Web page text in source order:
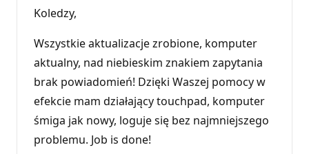
Koledzy,
Wszystkie aktualizacje zrobione, komputer
aktualny, nad niebieskim znakiem zapytania
brak powiadomień! Dzięki Waszej pomocy w
efekcie mam działający touchpad, komputer
śmiga jak nowy, loguje się bez najmniejszego
problemu. Job is done!